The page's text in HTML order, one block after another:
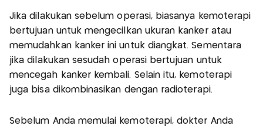
Jika dilakukan sebelum operasi, biasanya kemoterapi
bertujuan untuk mengecilkan ukuran kanker atau
memudahkan kanker ini untuk diangkat. Sementara
jika dilakukan sesudah operasi bertujuan untuk
mencegah kanker kembali. Selain itu, kemoterapi
juga bisa dikombinasikan dengan radioterapi.
Sebelum Anda memulai kemoterapi, dokter Anda